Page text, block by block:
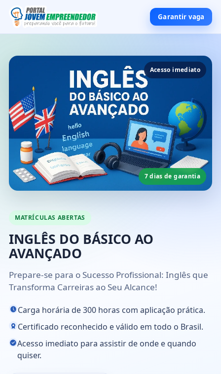
Garantir vaga
MATRÍCULAS ABERTAS
INGLÊS DO BÁSICO AO
AVANÇADO
Prepare-se para o Sucesso Profissional: Inglês que
Transforma Carreiras ao Seu Alcance!
Carga horária de 300 horas com aplicação prática.
Certificado reconhecido e válido em todo o Brasil.
Acesso imediato para assistir de onde e quando
quiser.
Acesso imediato
7 dias de garantia